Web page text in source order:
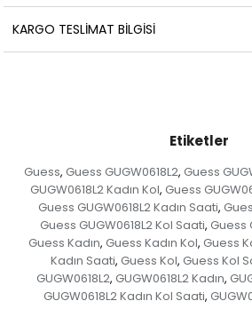
KARGO TESLIMAT BILGISI
Etiketler
Guess, Guess GUGW0618L2, Guess
GUGW0618L2 Kadın Kol, Guess
Guess GUGW0618L2 Kadın Saati,
Guess GUGW0618L2 Kol Saati, Guess
Guess Kadın, Guess Kadın Kol, Guess
Kadın Saati, Guess Kol, Guess Kol
GUGW0618L2, GUGW0618L2 Kadın,
GUGW0618L2 Kadın Kol Saati,